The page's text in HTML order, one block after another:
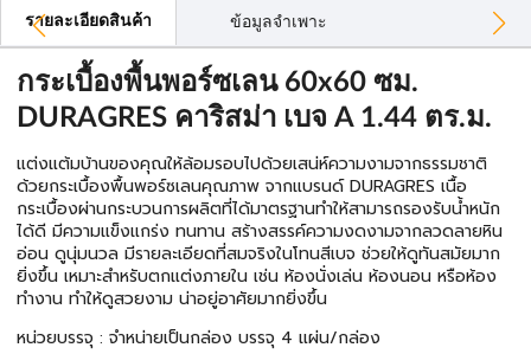
รายละเอียดสินค้า ข้อมูลจำเพาะ
กระเบื้องพื้นพอร์ซเลน 60x60 ซม.
DURAGRES คาริสม่า เบจ A 1.44 ตร.ม.
แต่งแต้มบ้านของคุณให้ล้อมรอบไปด้วยเสน่ห์ความงามจากธรรมชาติ
ด้วยกระเบื้องพื้นพอร์ซเลนคุณภาพ จากแบรนด์ DURAGRES เนื้อ
กระเบื้องผ่านกระบวนการผลิตที่ได้มาตรฐานทำให้สามารถรองรับน้ำหนัก
ได้ดี มีความแข็งแกร่ง ทนทาน สร้างสรรค์ความงดงามจากลวดลายหิน
อ่อน ดูนุ่มนวล มีรายละเอียดที่สมจริงในโทนสีเบจ ช่วยให้ดูทันสมัยมาก
ยิ่งขึ้น เหมาะสำหรับตกแต่งภายใน เช่น ห้องนั่งเล่น ห้องนอน หรือห้อง
ทำงาน ทำให้ดูสวยงาม น่าอยู่อาศัยมากยิ่งขึ้น
หน่วยบรรจุ : จำหน่ายเป็นกล่อง บรรจุ 4 แผ่น/กล่อง